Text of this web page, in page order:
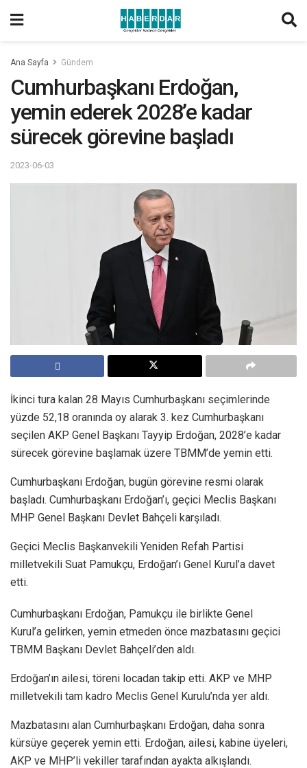
Ana Sayfa Gündem
Cumhurbaşkanı Erdoğan,
yemin ederek 2028’e kadar
sürecek görevine başladı
2023-06-03
İkinci tura kalan 28 Mayıs Cumhurbaşkanı seçimlerinde
yüzde 52,18 oranında oy alarak 3. kez Cumhurbaşkanı
seçilen AKP Genel Başkanı Tayyip Erdoğan, 2028’e kadar
sürecek görevine başlamak üzere TBMM’de yemin etti.
Cumhurbaşkanı Erdoğan, bugün görevine resmi olarak
başladı. Cumhurbaşkanı Erdoğan’ı, geçici Meclis Başkanı
MHP Genel Başkanı Devlet Bahçeli karşıladı.
Geçici Meclis Başkanvekili Yeniden Refah Partisi
milletvekili Suat Pamukçu, Erdoğan’ı Genel Kurul’a davet
etti.
Cumhurbaşkanı Erdoğan, Pamukçu ile birlikte Genel
Kurul’a gelirken, yemin etmeden önce mazbatasını geçici
TBMM Başkanı Devlet Bahçeli’den aldı.
Erdoğan’ın ailesi, töreni locadan takip etti. AKP ve MHP
milletvekili tam kadro Meclis Genel Kurulu’nda yer aldı.
Mazbatasını alan Cumhurbaşkanı Erdoğan, daha sonra
kürsüye geçerek yemin etti. Erdoğan, ailesi, kabine üyeleri,
AKP ve MHP’li vekiller tarafından ayakta alkışlandı.